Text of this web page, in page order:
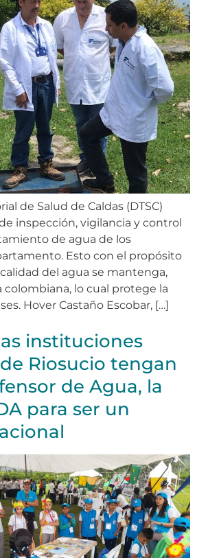
de Salud de Caldas (DTSC)
inspección, vigilancia y control
de agua de los
Esto con el propósito
del agua se mantenga,
lo cual protege la
Hover Castaño Escobar, […]
instituciones
Riosucio tengan
de Agua, la
para ser un